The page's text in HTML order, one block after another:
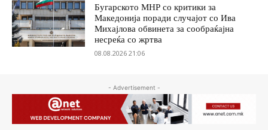
Бугарското МНР со критики за
Македонија поради случајот со Ива
Михајлова обвинета за сообраќајна
несреќа со жртва
08.08.2026 21:06
- Advertisement -